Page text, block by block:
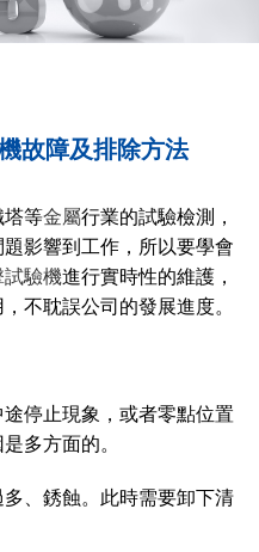
故障及排除方法
塔等金屬行業的試驗檢測，
影響到工作，所以要學會
試驗機進行實時性的維護，
，不耽誤公司的發展進度。
停止現象，或者零點位置
多方面的。
、銹蝕。此時需要卸下清